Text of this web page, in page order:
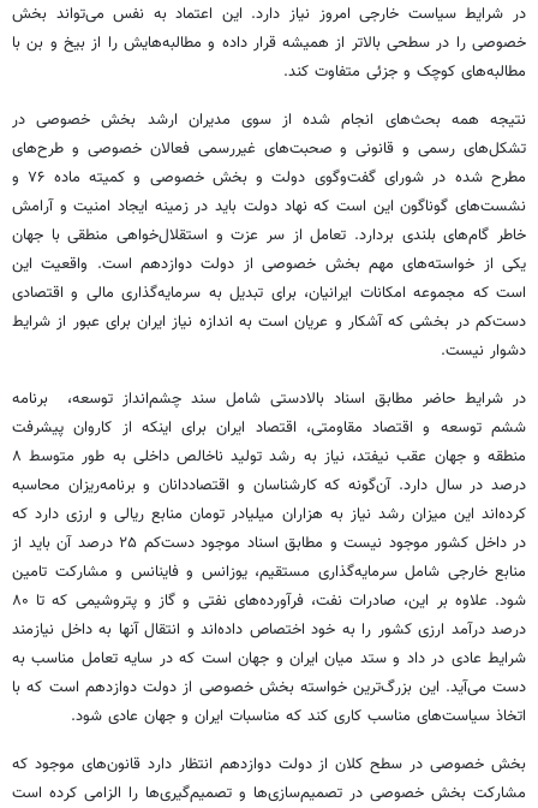
در شرایط سیاست خارجی امروز نیاز دارد. این اعتماد به نفس می‌تواند بخش
خصوصی را در سطحی بالاتر از همیشه قرار داده و مطالبه‌هایش را از بیخ و بن با
مطالبه‌های کوچک و جزئی متفاوت کند.
نتیجه همه بحث‌های انجام شده از سوی مدیران ارشد بخش خصوصی در
تشکل‌های رسمی و قانونی و صحبت‌های غیررسمی فعالان خصوصی و طرح‌های
مطرح شده در شورای گفت‌وگوی دولت و بخش خصوصی و کمیته ماده ۷۶ و
نشست‌های گوناگون این است که نهاد دولت باید در زمینه ایجاد امنیت و آرامش
خاطر گام‌های بلندی بردارد. تعامل از سر عزت و استقلال‌خواهی منطقی با جهان
یکی از خواسته‌های مهم بخش خصوصی از دولت دوازدهم است. واقعیت این
است که مجموعه امکانات ایرانیان، برای تبدیل به سرمایه‌گذاری مالی و اقتصادی
دست‌کم در بخشی که آشکار و عریان است به اندازه نیاز ایران برای عبور از شرایط
دشوار نیست.
در شرایط حاضر مطابق اسناد بالادستی شامل سند چشم‌انداز توسعه، ‌ برنامه
ششم توسعه و اقتصاد مقاومتی، اقتصاد ایران برای اینکه از کاروان پیشرفت
منطقه و جهان عقب نیفتد، نیاز به رشد تولید ناخالص داخلی به طور متوسط ۸
درصد در سال دارد. آن‌گونه که کارشناسان و اقتصاددانان و برنامه‌ریزان محاسبه
کرده‌اند این میزان رشد نیاز به هزاران میلیادر تومان منابع ریالی و ارزی دارد که
در داخل کشور موجود نیست و مطابق اسناد موجود دست‌کم ۲۵ درصد آن باید از
منابع خارجی شامل سرمایه‌گذاری مستقیم، یوزانس و فاینانس و مشارکت تامین
شود. علاوه بر این، صادرات نفت، فرآورده‌های نفتی و گاز و پتروشیمی که تا ۸۰
درصد درآمد ارزی کشور را به خود اختصاص داده‌اند و انتقال آنها به داخل نیازمند
شرایط عادی در داد و ستد میان ایران و جهان است که در سایه تعامل مناسب به
دست می‌آید. این بزرگ‌ترین خواسته بخش خصوصی از دولت دوازدهم است که با
اتخاذ سیاست‌های مناسب کاری کند که مناسبات ایران و جهان عادی شود.
بخش خصوصی در سطح کلان از دولت دوازدهم انتظار دارد قانون‌های موجود که
مشارکت بخش خصوصی در تصمیم‌سازی‌ها و تصمیم‌گیری‌ها را الزامی کرده است